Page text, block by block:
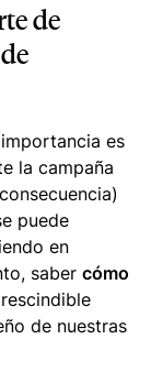
de
es
la campaña
puede
en
saber cómo
de nuestras